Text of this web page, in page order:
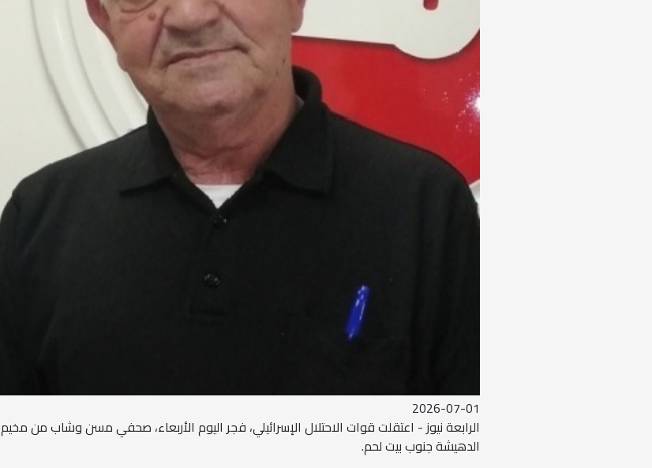
2026-07-01
الرابعة نيوز - اعتقلت قوات الاحتلال الإسرائيلي، فجر اليوم الأربعاء، صحفي مسن وشاب من مخيم
الدهيشة جنوب بيت لحم.